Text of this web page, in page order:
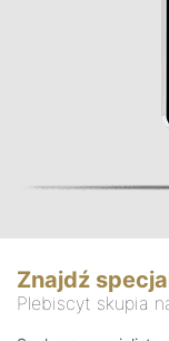
Znajdź
Plebiscyt skupia